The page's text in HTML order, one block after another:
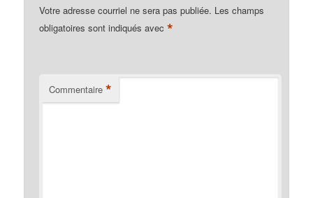
Votre adresse courriel ne sera pas publiée. Les champs
obligatoires sont indiqués avec*
Commentaire *